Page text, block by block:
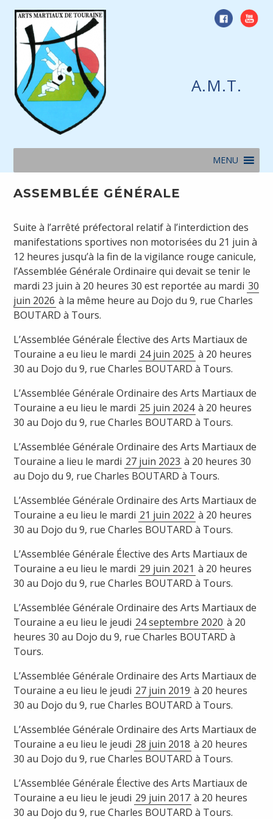
Skip
content
A.M.T.
MENU
ASSEMBLÉE GÉNÉRALE
Suite à l’arrêté préfectoral relatif à l’interdiction des
manifestations sportives non motorisées du 21 juin à
12 heures jusqu’à la fin de la vigilance rouge canicule,
l’Assemblée Générale Ordinaire qui devait se tenir le
mardi 23 juin à 20 heures 30 est reportée au mardi 30
juin 2026 à la même heure au Dojo du 9, rue Charles
BOUTARD à Tours.
L’Assemblée Générale Élective des Arts Martiaux de
Touraine a eu lieu le mardi 24 juin 2025 à 20 heures
30 au Dojo du 9, rue Charles BOUTARD à Tours.
L’Assemblée Générale Ordinaire des Arts Martiaux de
Touraine a eu lieu le mardi 25 juin 2024 à 20 heures
30 au Dojo du 9, rue Charles BOUTARD à Tours.
L’Assemblée Générale Ordinaire des Arts Martiaux de
Touraine a lieu le mardi 27 juin 2023 à 20 heures 30
au Dojo du 9, rue Charles BOUTARD à Tours.
L’Assemblée Générale Ordinaire des Arts Martiaux de
Touraine a eu lieu le mardi 21 juin 2022 à 20 heures
30 au Dojo du 9, rue Charles BOUTARD à Tours.
L’Assemblée Générale Élective des Arts Martiaux de
Touraine a eu lieu le mardi 29 juin 2021 à 20 heures
30 au Dojo du 9, rue Charles BOUTARD à Tours.
L’Assemblée Générale Ordinaire des Arts Martiaux de
Touraine a eu lieu le jeudi 24 septembre 2020 à 20
heures 30 au Dojo du 9, rue Charles BOUTARD à
Tours.
L’Assemblée Générale Ordinaire des Arts Martiaux de
Touraine a eu lieu le jeudi 27 juin 2019 à 20 heures
30 au Dojo du 9, rue Charles BOUTARD à Tours.
L’Assemblée Générale Ordinaire des Arts Martiaux de
Touraine a eu lieu le jeudi 28 juin 2018 à 20 heures
30 au Dojo du 9, rue Charles BOUTARD à Tours.
L’Assemblée Générale Élective des Arts Martiaux de
Touraine a eu lieu le jeudi 29 juin 2017 à 20 heures
30 au Dojo du 9, rue Charles BOUTARD à Tours.